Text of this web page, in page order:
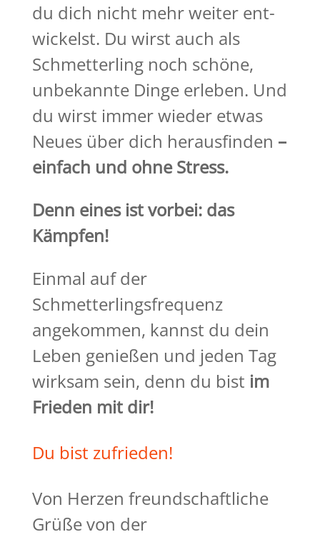
du dich nicht mehr weiter ent-
wickelst. Du wirst auch als
Schmetterling noch schöne,
unbekannte Dinge erleben. Und
du wirst immer wieder etwas
Neues über dich herausfinden –
einfach und ohne Stress.
Denn eines ist vorbei: das
Kämpfen!
Einmal auf der
Schmetterlingsfrequenz
angekommen, kannst du dein
Leben genießen und jeden Tag
wirksam sein, denn du bist im
Frieden mit dir!
Du bist zufrieden!
Von Herzen freundschaftliche
Grüße von der